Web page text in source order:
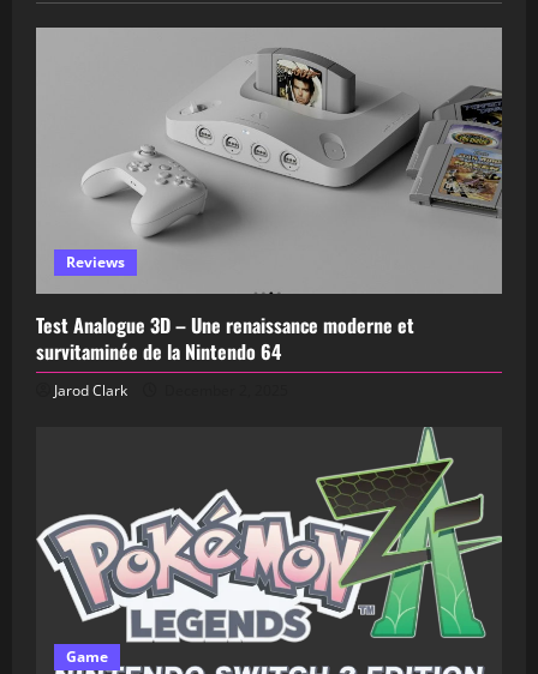
Reviews
Test Analogue 3D – Une renaissance moderne et
survitaminée de la Nintendo 64
Jarod Clark
Game